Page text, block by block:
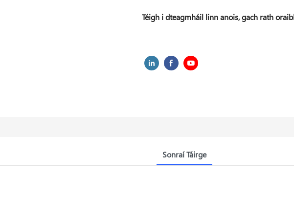
Téigh i dteagmháil linn anois, gach rath
Sonraí Táirge